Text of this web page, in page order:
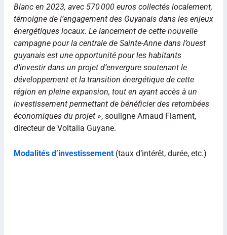
Blanc en 2023, avec 570 000 euros collectés localement,
témoigne de l’engagement des Guyanais dans les enjeux
énergétiques locaux. Le lancement de cette nouvelle
campagne pour la centrale de Sainte-Anne dans l’ouest
guyanais est une opportunité pour les habitants
d’investir dans un projet d’envergure soutenant le
développement et la transition énergétique de cette
région en pleine expansion, tout en ayant accès à un
investissement permettant de bénéficier des retombées
économiques du projet», souligne Arnaud Flament,
directeur de Voltalia Guyane.
Modalités d’investissement (taux d’intérêt, durée, etc.)